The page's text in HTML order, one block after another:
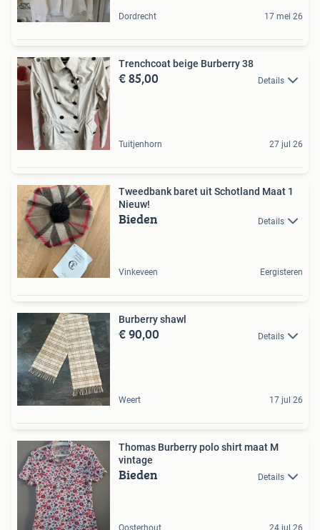
Dordrecht 17 mei 26
Trenchcoat beige Burberry 38
€ 85,00 Details
Tuitjenhorn 27 jul 26
Tweedbank baret uit Schotland Maat 1
Nieuw!
Bieden Details
Vinkeveen Eergisteren
Burberry shawl
€ 90,00 Details
Weert 17 jul 26
Thomas Burberry polo shirt maat M
vintage
Bieden Details